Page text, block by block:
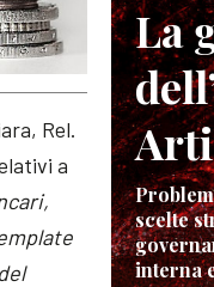
Rel.
a
La
scelte
interna